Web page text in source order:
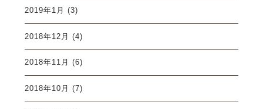
2019年1月 (3)
2018年12月 (4)
2018年11月 (6)
2018年10月 (7)